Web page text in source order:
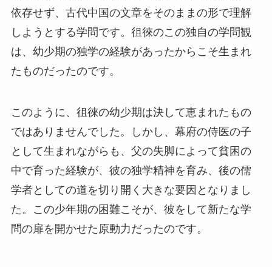
依存せず、古代中国の文章をそのままの形で理解
しようとする学問です。徂徠のこの独自の学問観
は、幼少期の独学の経験があったからこそ生まれ
たものだったのです。
このように、徂徠の幼少期は決して恵まれたもの
ではありませんでした。しかし、幕府の侍医の子
として生まれながらも、父の失脚によって貧困の
中で育った経験が、彼の独学精神を育み、後の儒
学者としての道を切り開く大きな要因となりまし
た。この少年期の困難こそが、彼をして新たな学
問の扉を開かせた原動力だったのです。